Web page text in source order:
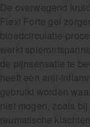
De overwegend
Flexi Forte gel
bloedcirculatie-
werkt
de pijnsensatie te
heeft een anti-
gebruikt worden
niet mogen, zoals
reumatische